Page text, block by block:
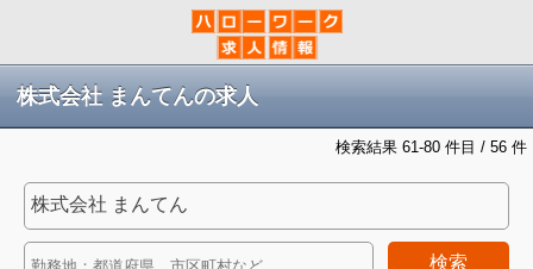
株式会社 まんてんの求人
検索結果 61-80 件目 / 56 件
検索